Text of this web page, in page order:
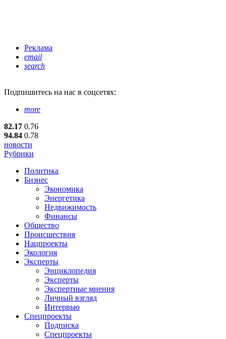
Реклама
email
search
Подпишитесь на нас в соцсетях:
more
82.17 0.76
94.84 0.78
новости
Рубрики
Политика
Бизнес
Экономика
Энергетика
Недвижимость
Финансы
Общество
Происшествия
Нацпроекты
Экология
Эксперты
Энциклопедия
Эксперты
Экспертные мнения
Личный взгляд
Интервью
Спецпроекты
Подписка
Спецпроекты